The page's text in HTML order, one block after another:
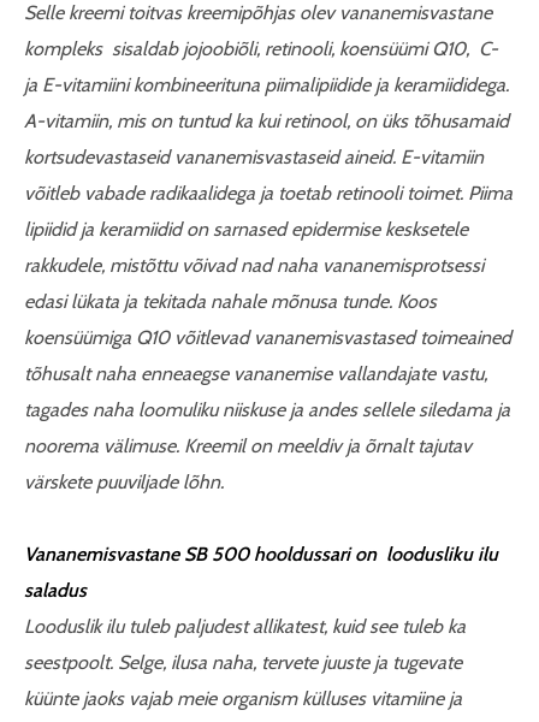
Selle kreemi toitvas kreemipõhjas olev vananemisvastane
kompleks sisaldab jojoobiõli, retinooli, koensüümi Q10, C-
ja E-vitamiini kombineerituna piimalipiidide ja keramiididega.
A-vitamiin, mis on tuntud ka kui retinool, on üks tõhusamaid
kortsudevastaseid vananemisvastaseid aineid. E-vitamiin
võitleb vabade radikaalidega ja toetab retinooli toimet. Piima
lipiidid ja keramiidid on sarnased epidermise kesksetele
rakkudele, mistõttu võivad nad naha vananemisprotsessi
edasi lükata ja tekitada nahale mõnusa tunde. Koos
koensüümiga Q10 võitlevad vananemisvastased toimeained
tõhusalt naha enneaegse vananemise vallandajate vastu,
tagades naha loomuliku niiskuse ja andes sellele siledama ja
noorema välimuse. Kreemil on meeldiv ja õrnalt tajutav
värskete puuviljade lõhn.
Vananemisvastane SB 500 hooldussari on loodusliku ilu
saladus
Looduslik ilu tuleb paljudest allikatest, kuid see tuleb ka
seestpoolt. Selge, ilusa naha, tervete juuste ja tugevate
küünte jaoks vajab meie organism külluses vitamiine ja